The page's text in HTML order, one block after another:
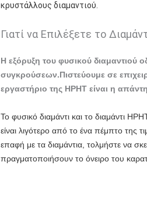
κρυστάλλους διαμαντιού.
Γιατί να Επιλέξετε το
Η εξόρυξη του φυσικού
συγκρούσεων.Πιστεύουμε σε
εργαστήριο της HPHT είναι η
Το φυσικό διαμάντι και το διαμάντι
είναι λιγότερο από το ένα πέμπτο της
επαφή με τα διαμάντια, τολμήστε να
πραγματοποιήσουν το όνειρο του